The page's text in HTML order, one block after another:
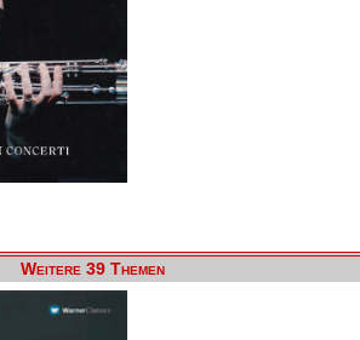
Weitere 39 Themen